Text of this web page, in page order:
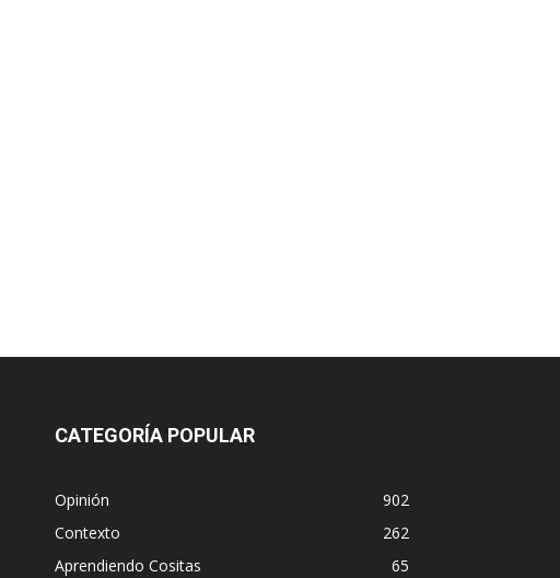
CATEGORÍA POPULAR
Opinión
902
Contexto
262
Aprendiendo Cositas
65